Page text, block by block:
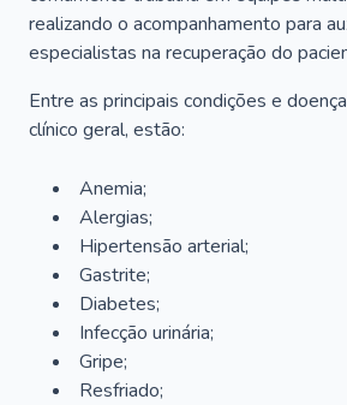
realizando o acompanhamento para
especialistas na recuperação do
Entre as principais condições e
clínico geral, estão:
Anemia;
Alergias;
Hipertensão arterial;
Gastrite;
Diabetes;
Infecção urinária;
Gripe;
Resfriado;